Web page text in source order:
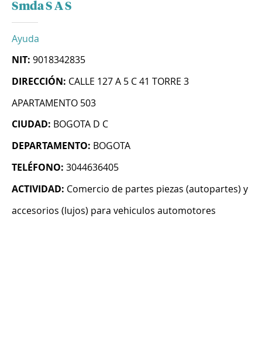
Smda S A S
Ayuda
NIT: 9018342835
DIRECCIÓN: CALLE 127 A 5 C 41 TORRE 3
APARTAMENTO 503
CIUDAD: BOGOTA D C
DEPARTAMENTO: BOGOTA
TELÉFONO: 3044636405
ACTIVIDAD: Comercio de partes piezas (autopartes) y
accesorios (lujos) para vehiculos automotores